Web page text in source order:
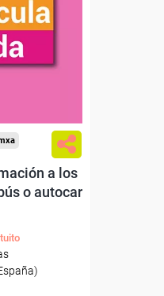
a los
o autocar